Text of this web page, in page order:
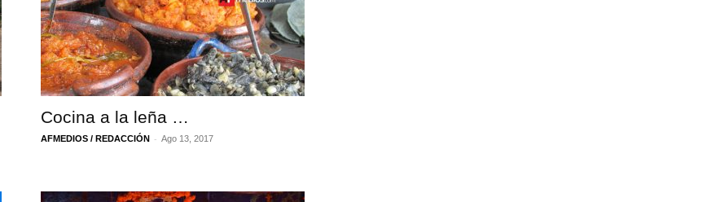
Cocina a la leña …
AFMEDIOS / REDACCIÓN - Ago 13, 2017